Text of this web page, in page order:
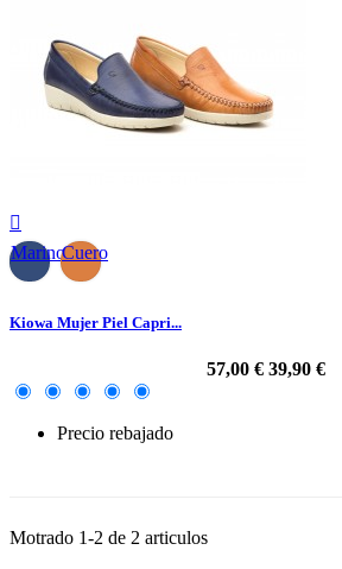

MarinoCuero
Kiowa Mujer Piel Capri...
57,00 € 39,90 €
Precio rebajado
Motrado 1-2 de 2 articulos